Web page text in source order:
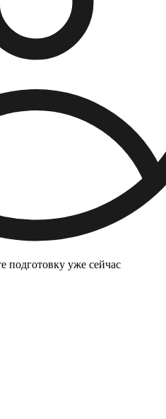
подготовку уже сейчас